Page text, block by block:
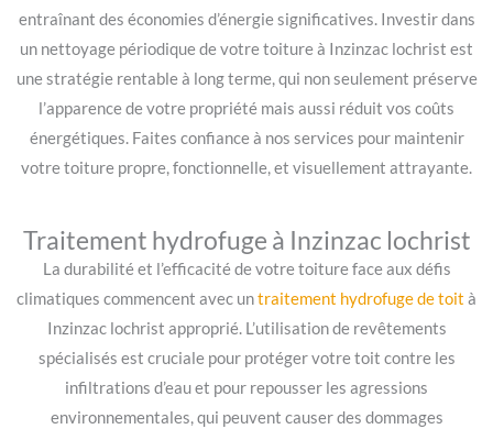
entraînant des économies d’énergie significatives. Investir dans
un nettoyage périodique de votre toiture à Inzinzac lochrist est
une stratégie rentable à long terme, qui non seulement préserve
l’apparence de votre propriété mais aussi réduit vos coûts
énergétiques. Faites confiance à nos services pour maintenir
votre toiture propre, fonctionnelle, et visuellement attrayante.
Traitement hydrofuge à Inzinzac lochrist
La durabilité et l’efficacité de votre toiture face aux défis
climatiques commencent avec untraitement hydrofuge de toit à
Inzinzac lochrist approprié. L’utilisation de revêtements
spécialisés est cruciale pour protéger votre toit contre les
infiltrations d’eau et pour repousser les agressions
environnementales, qui peuvent causer des dommages